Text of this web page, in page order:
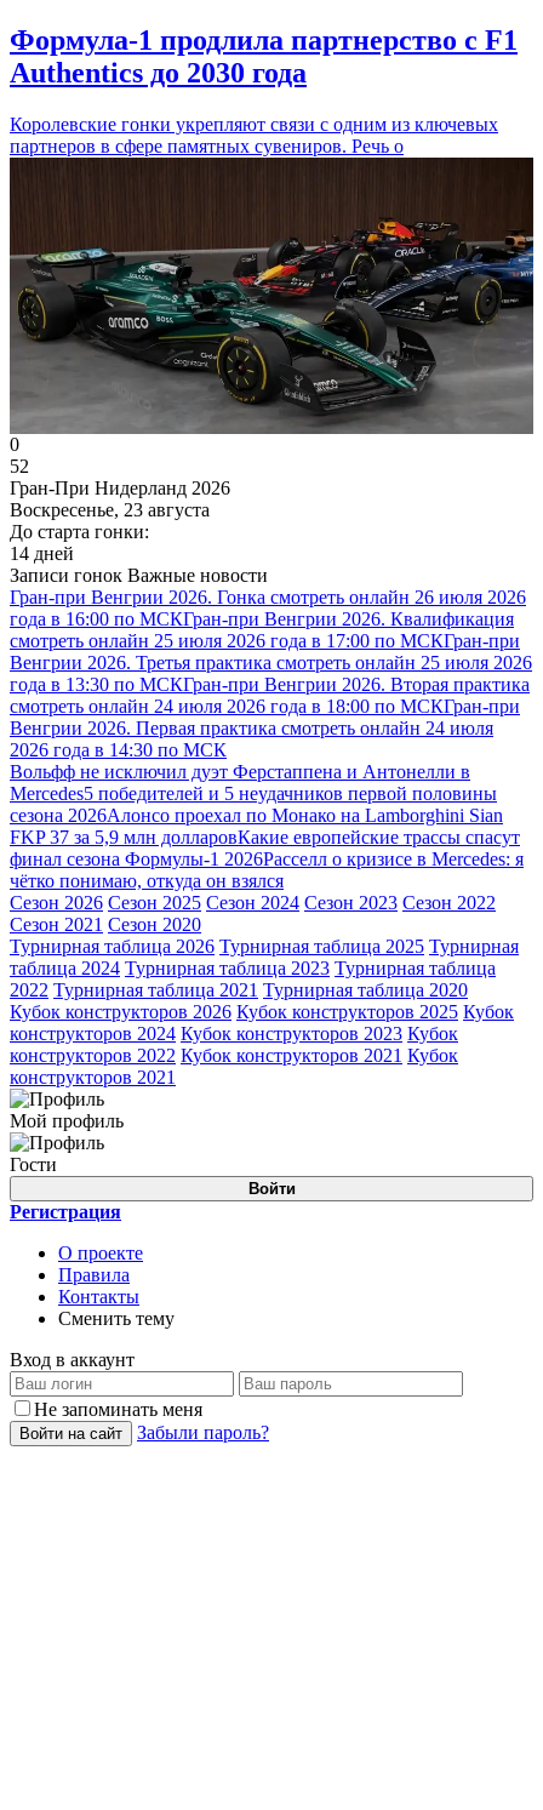
Формула-1 продлила партнерство с F1
Authentics до 2030 года
Королевские гонки укрепляют связи с одним из ключевых
партнеров в сфере памятных сувениров. Речь о
0
52
Гран-При Нидерланд 2026
Воскресенье, 23 августа
До старта гонки:
14 дней
Записи гонок Важные новости
Гран-при Венгрии 2026. Гонка смотреть онлайн 26 июля 2026
года в 16:00 по МСКГран-при Венгрии 2026. Квалификация
смотреть онлайн 25 июля 2026 года в 17:00 по МСКГран-при
Венгрии 2026. Третья практика смотреть онлайн 25 июля 2026
года в 13:30 по МСКГран-при Венгрии 2026. Вторая практика
смотреть онлайн 24 июля 2026 года в 18:00 по МСКГран-при
Венгрии 2026. Первая практика смотреть онлайн 24 июля
2026 года в 14:30 по МСК
Вольфф не исключил дуэт Ферстаппена и Антонелли в
Mercedes5 победителей и 5 неудачников первой половины
сезона 2026Алонсо проехал по Монако на Lamborghini Sian
FKP 37 за 5,9 млн долларовКакие европейские трассы спасут
финал сезона Формулы-1 2026Расселл о кризисе в Mercedes: я
чётко понимаю, откуда он взялся
Сезон 2026 Сезон 2025 Сезон 2024 Сезон 2023 Сезон 2022
Сезон 2021 Сезон 2020
Турнирная таблица 2026 Турнирная таблица 2025 Турнирная
таблица 2024 Турнирная таблица 2023 Турнирная таблица
2022 Турнирная таблица 2021 Турнирная таблица 2020
Кубок конструкторов 2026 Кубок конструкторов 2025 Кубок
конструкторов 2024 Кубок конструкторов 2023 Кубок
конструкторов 2022 Кубок конструкторов 2021 Кубок
конструкторов 2021
Мой профиль
Гости
Войти
Регистрация
О проекте
Правила
Контакты
Сменить тему
Вход в аккаунт
Не запоминать меня
Войти на сайт Забыли пароль?